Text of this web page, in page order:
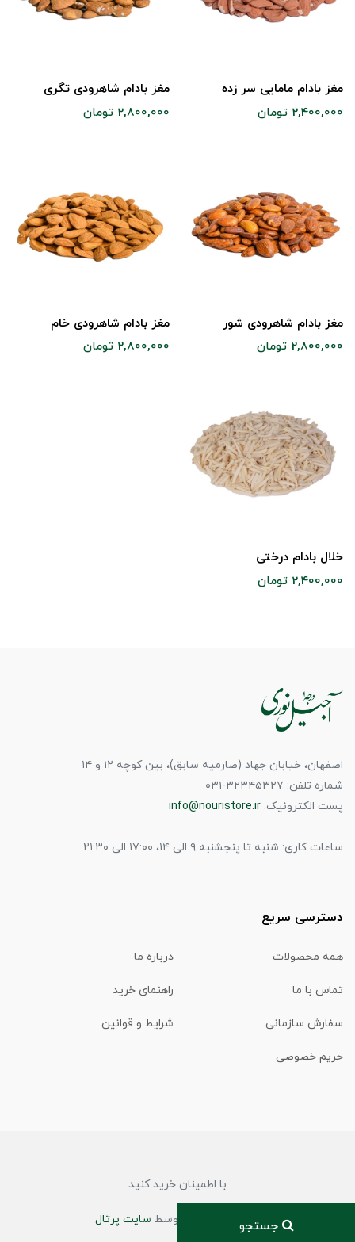
مغز بادام مامایی سر زده
2,400,000 تومان
مغز بادام شاهرودی تگری
2,800,000 تومان
مغز بادام شاهرودی شور
2,800,000 تومان
مغز بادام شاهرودی خام
2,800,000 تومان
خلال بادام درختی
2,400,000 تومان
جستجو
اصفهان، خیابان جهاد (صارمیه سابق)، بین کوچه ۱۲ و ۱۴
شماره تلفن: ۳۲۳۴۵۳۲۷-۰۳۱
پست الکترونیک: info@nouristore.ir
ساعات کاری: شنبه تا پنجشنبه ۹ الی ۱۴، ۱۷:۰۰ الی ۲۱:۳۰
دسترسی سریع
همه محصولات درباره ما
تماس با ما راهنمای خرید
سفارش سازمانی شرایط و قوانین
حریم خصوصی
با اطمینان خرید کنید
ساخت فروشگاه توسط سایت پرتال